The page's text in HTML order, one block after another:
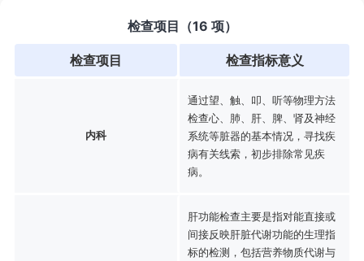
检查项目（16 项）
检查项目 检查指标意义
内科
通过望、触、叩、听等物理方法
检查心、肺、肝、脾、肾及神经
系统等脏器的基本情况，寻找疾
病有关线索，初步排除常见疾
病。
肝功能检查主要是指对能直接或
间接反映肝脏代谢功能的生理指
标的检测，包括营养物质代谢与